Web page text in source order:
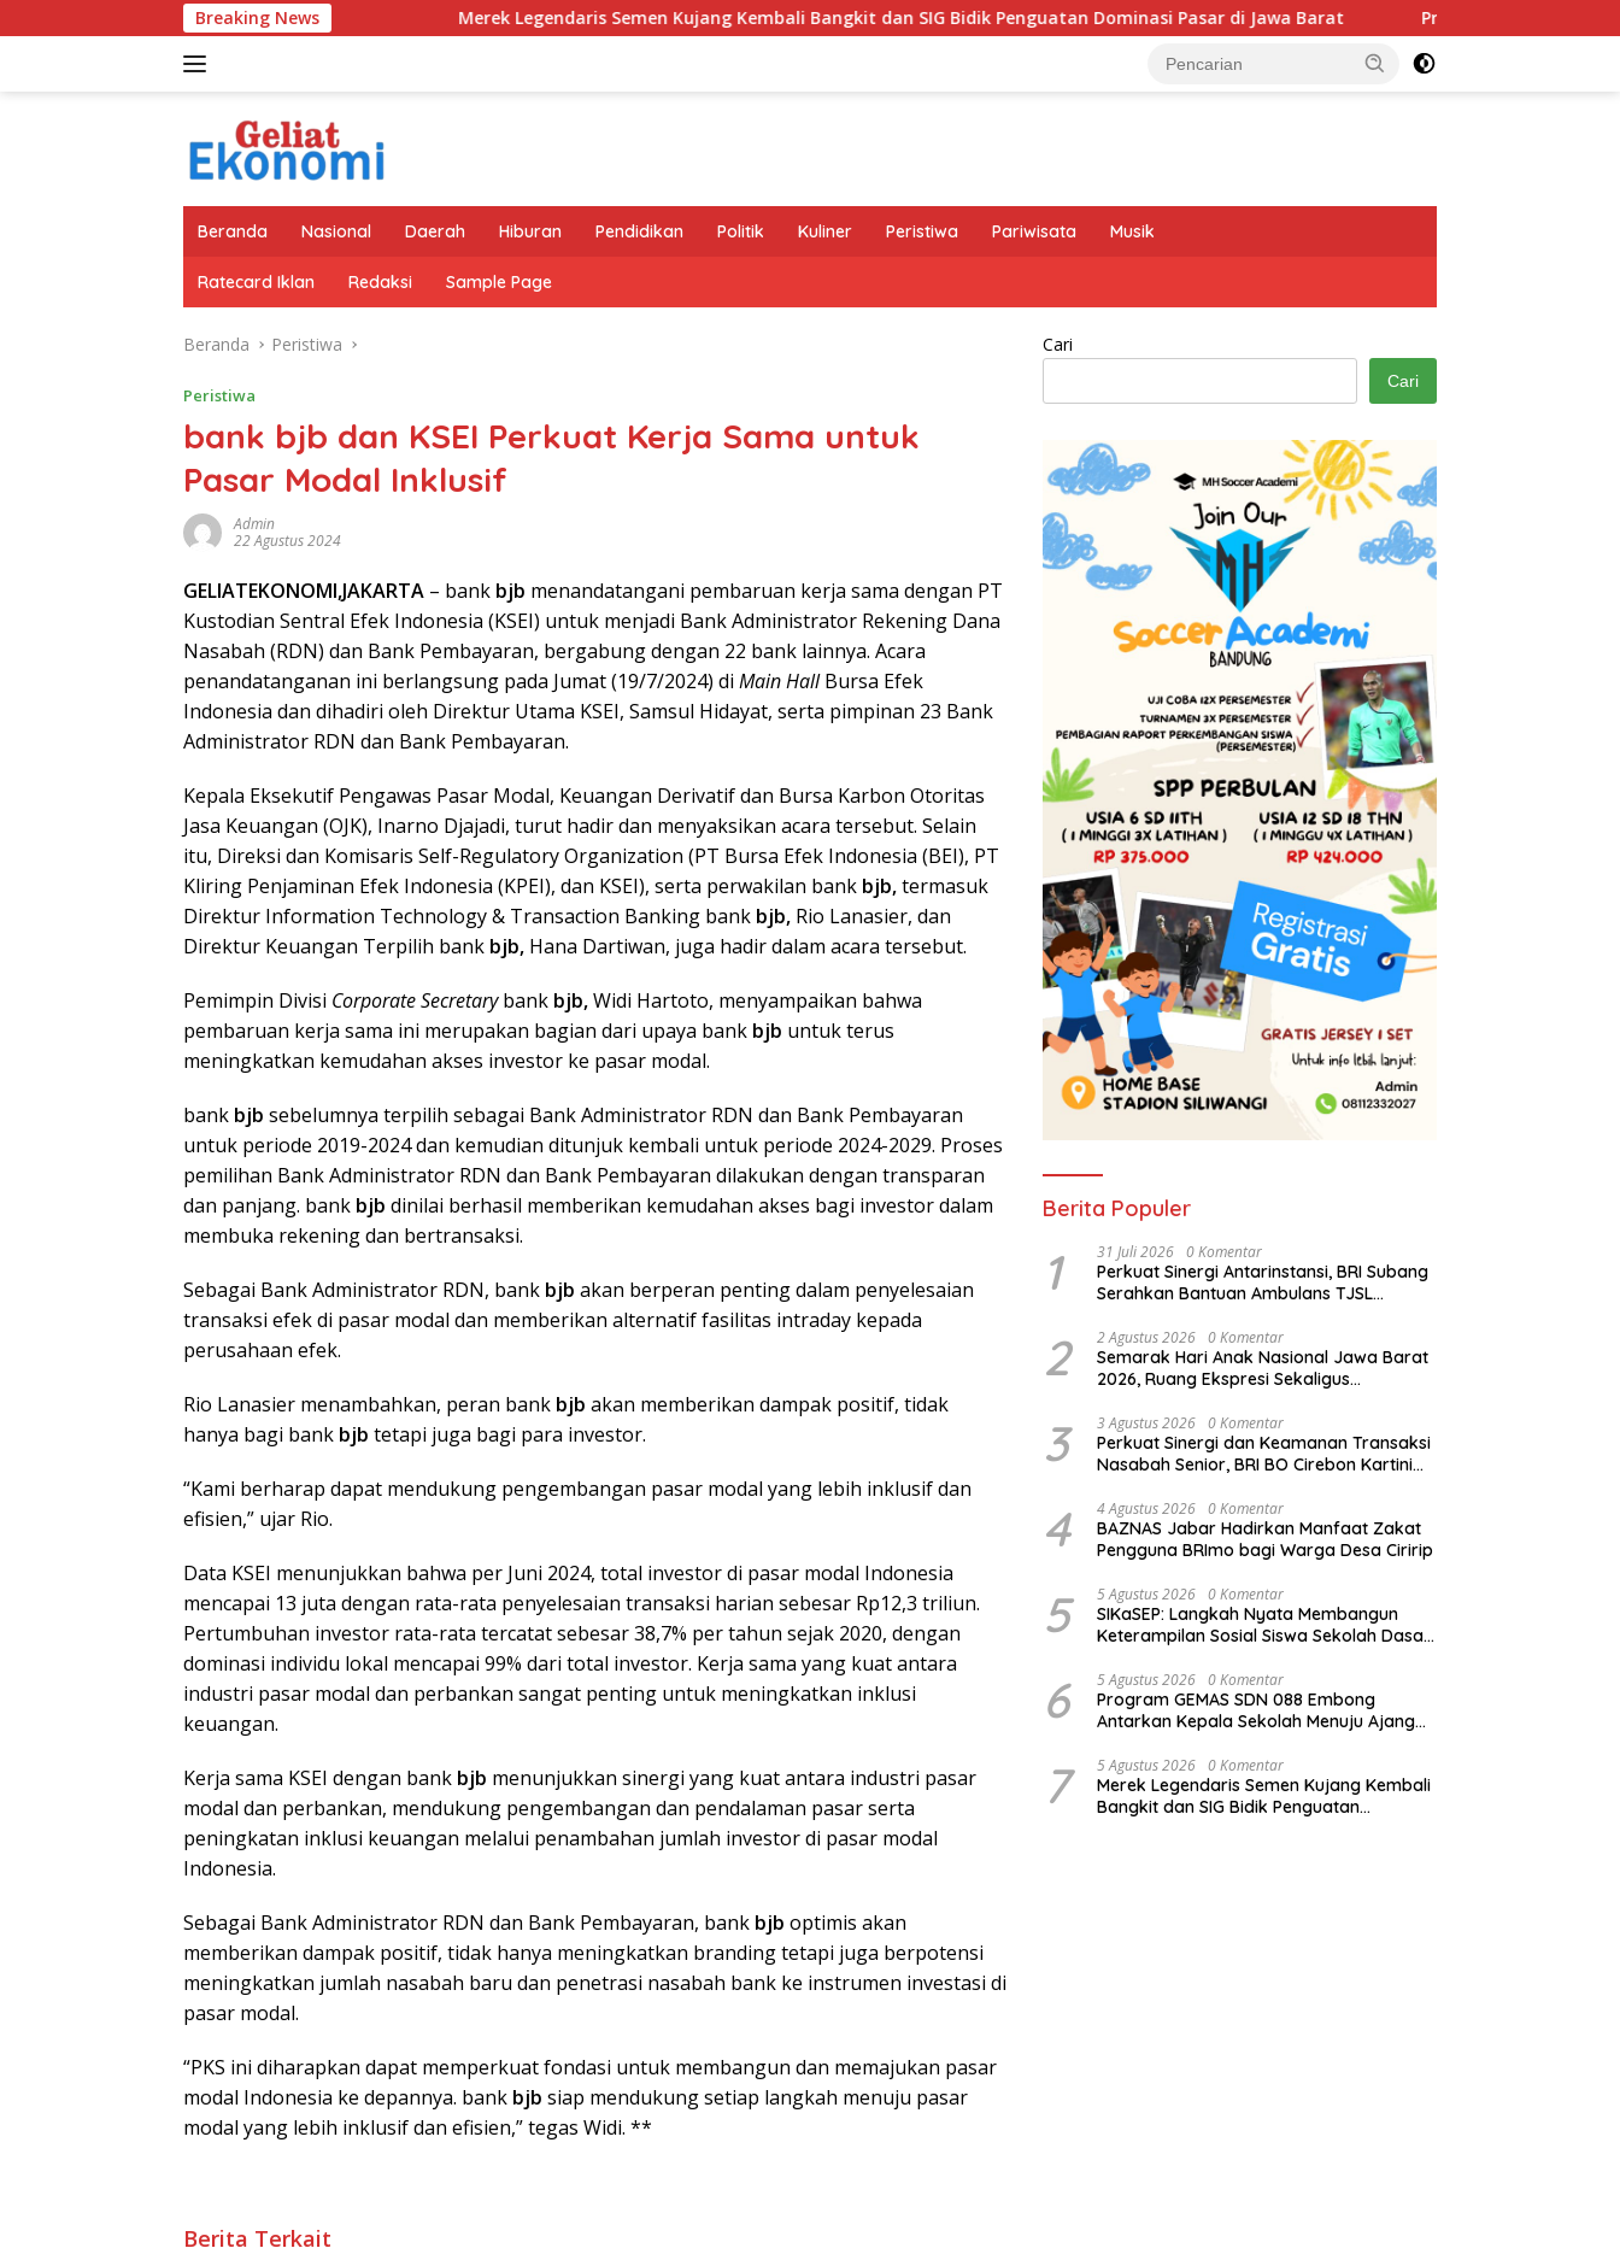
ke
Breaking NewsMerek Legendaris Semen Kujang Kembali Bangkit dan SIG Bidik Penguatan Dominasi Pasar di Jawa Barat Program GEMAS SDN 088 Embong Antarkan
Beranda Nasional Daerah Hiburan Pendidikan Politik Kuliner Peristiwa Pariwisata Musik
Ratecard Iklan Redaksi Sample Page
Beranda Peristiwa
Peristiwa
bank bjb dan KSEI Perkuat Kerja Sama untuk
Pasar Modal Inklusif
Admin
22 Agustus 2024
GELIATEKONOMI,JAKARTA – bank bjb menandatangani pembaruan kerja sama dengan PT
Kustodian Sentral Efek Indonesia (KSEI) untuk menjadi Bank Administrator Rekening Dana
Nasabah (RDN) dan Bank Pembayaran, bergabung dengan 22 bank lainnya. Acara
penandatanganan ini berlangsung pada Jumat (19/7/2024) di Main HallBursa Efek
Indonesia dan dihadiri oleh Direktur Utama KSEI, Samsul Hidayat, serta pimpinan 23 Bank
Administrator RDN dan Bank Pembayaran.
Kepala Eksekutif Pengawas Pasar Modal, Keuangan Derivatif dan Bursa Karbon Otoritas
Jasa Keuangan (OJK), Inarno Djajadi, turut hadir dan menyaksikan acara tersebut. Selain
itu, Direksi dan Komisaris Self-Regulatory Organization (PT Bursa Efek Indonesia (BEI), PT
Kliring Penjaminan Efek Indonesia (KPEI), dan KSEI), serta perwakilan bank bjb,termasuk
Direktur Information Technology & Transaction Banking bank bjb, Rio Lanasier, dan
Direktur Keuangan Terpilih bank bjb, Hana Dartiwan, juga hadir dalam acara tersebut.
Pemimpin Divisi Corporate Secretarybank bjb,Widi Hartoto, menyampaikan bahwa
pembaruan kerja sama ini merupakan bagian dari upaya bank bjb untuk terus
meningkatkan kemudahan akses investor ke pasar modal.
bank bjb sebelumnya terpilih sebagai Bank Administrator RDN dan Bank Pembayaran
untuk periode 2019-2024 dan kemudian ditunjuk kembali untuk periode 2024-2029. Proses
pemilihan Bank Administrator RDN dan Bank Pembayaran dilakukan dengan transparan
dan panjang. bank bjb dinilai berhasil memberikan kemudahan akses bagi investor dalam
membuka rekening dan bertransaksi.
Sebagai Bank Administrator RDN, bank bjb akan berperan penting dalam penyelesaian
transaksi efek di pasar modal dan memberikan alternatif fasilitas intraday kepada
perusahaan efek.
Rio Lanasier menambahkan, peran bank bjb akan memberikan dampak positif, tidak
hanya bagi bank bjb tetapi juga bagi para investor.
“Kami berharap dapat mendukung pengembangan pasar modal yang lebih inklusif dan
efisien,” ujar Rio.
Data KSEI menunjukkan bahwa per Juni 2024, total investor di pasar modal Indonesia
mencapai 13 juta dengan rata-rata penyelesaian transaksi harian sebesar Rp12,3 triliun.
Pertumbuhan investor rata-rata tercatat sebesar 38,7% per tahun sejak 2020, dengan
dominasi individu lokal mencapai 99% dari total investor. Kerja sama yang kuat antara
industri pasar modal dan perbankan sangat penting untuk meningkatkan inklusi
keuangan.
Kerja sama KSEI dengan bank bjb menunjukkan sinergi yang kuat antara industri pasar
modal dan perbankan, mendukung pengembangan dan pendalaman pasar serta
peningkatan inklusi keuangan melalui penambahan jumlah investor di pasar modal
Indonesia.
Sebagai Bank Administrator RDN dan Bank Pembayaran, bank bjb optimis akan
memberikan dampak positif, tidak hanya meningkatkan branding tetapi juga berpotensi
meningkatkan jumlah nasabah baru dan penetrasi nasabah bank ke instrumen investasi di
pasar modal.
“PKS ini diharapkan dapat memperkuat fondasi untuk membangun dan memajukan pasar
modal Indonesia ke depannya. bank bjb siap mendukung setiap langkah menuju pasar
modal yang lebih inklusif dan efisien,” tegas Widi. **
Berita Terkait
Cari
Cari
Berita Populer
1 31 Juli 2026 0 Komentar
Perkuat Sinergi Antarinstansi, BRI Subang
Serahkan Bantuan Ambulans TJSL
Penunjang Kesehatan Masyarakat
2 2 Agustus 2026 0 Komentar
Semarak Hari Anak Nasional Jawa Barat
2026, Ruang Ekspresi Sekaligus
3 3 Agustus 2026 0 Komentar
Perkuat Sinergi dan Keamanan Transaksi
Nasabah Senior, BRI BO Cirebon Kartini
4 4 Agustus 2026 0 Komentar
BAZNAS Jabar Hadirkan Manfaat Zakat
Pengguna BRImo bagi Warga Desa Ciririp
5 5 Agustus 2026 0 Komentar
SIKaSEP: Langkah Nyata Membangun
Keterampilan Sosial Siswa Sekolah Dasar
6 5 Agustus 2026 0 Komentar
Program GEMAS SDN 088 Embong
Antarkan Kepala Sekolah Menuju Ajang
Barat 2026
7 5 Agustus 2026 0 Komentar
Merek Legendaris Semen Kujang Kembali
Bangkit dan SIG Bidik Penguatan